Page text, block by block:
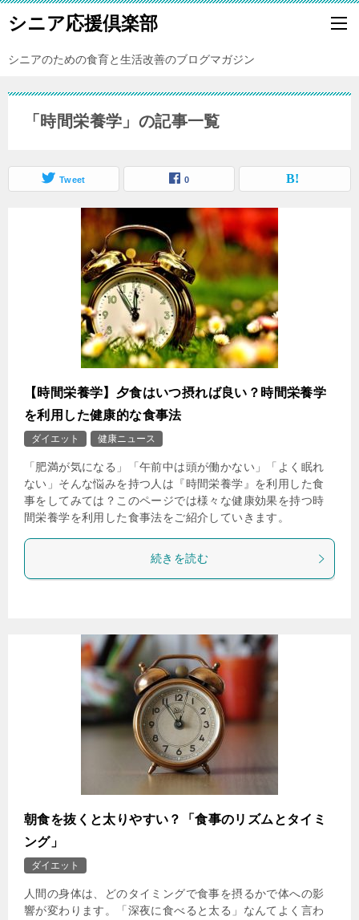
シニア応援倶楽部
シニアのための食育と生活改善のブログマガジン
「時間栄養学」の記事一覧
Tweet 0
【時間栄養学】夕食はいつ摂れば良い？時間栄養学
を利用した健康的な食事法
ダイエット 健康ニュース
「肥満が気になる」「午前中は頭が働かない」「よく眠れ
ない」そんな悩みを持つ人は『時間栄養学』を利用した食
事をしてみては？このページでは様々な健康効果を持つ時
間栄養学を利用した食事法をご紹介していきます。
続きを読む
朝食を抜くと太りやすい？「食事のリズムとタイミ
ング」
ダイエット
人間の身体は、どのタイミングで食事を摂るかで体への影
響が変わります。「深夜に食べると太る」なんてよく言わ